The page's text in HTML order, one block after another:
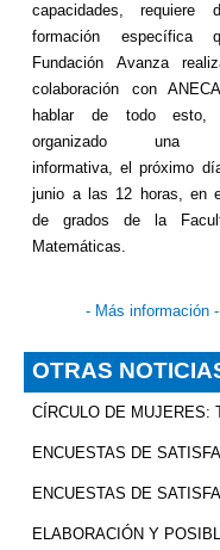
capacidades, requiere
formación específica
Fundación Avanza
colaboración con
hablar de todo esto,
organizado una
informativa, el próximo
junio a las 12 horas, en
de grados de la
Matemáticas.
- Más información-
OTRAS
CÍRCULO DE MUJERES:
ENCUESTAS DE
ENCUESTAS DE
ELABORACIÓN Y